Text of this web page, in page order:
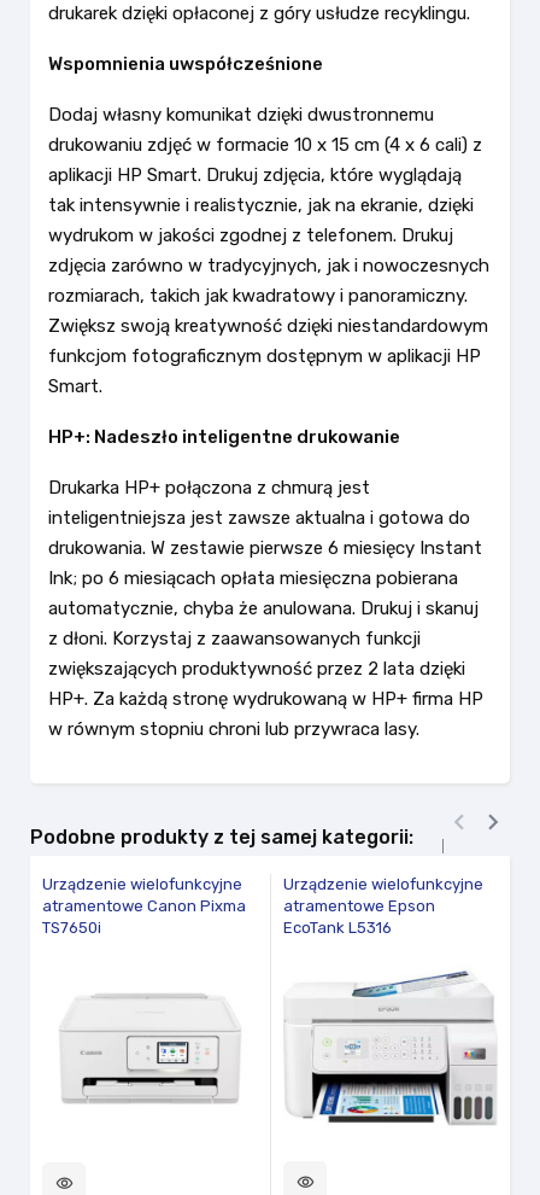
drukarek dzięki opłaconej z góry usłudze recyklingu.
Wspomnienia uwspółcześnione
Dodaj własny komunikat dzięki dwustronnemu
drukowaniu zdjęć w formacie 10 x 15 cm (4 x 6 cali) z
aplikacji HP Smart. Drukuj zdjęcia, które wyglądają
tak intensywnie i realistycznie, jak na ekranie, dzięki
wydrukom w jakości zgodnej z telefonem. Drukuj
zdjęcia zarówno w tradycyjnych, jak i nowoczesnych
rozmiarach, takich jak kwadratowy i panoramiczny.
Zwiększ swoją kreatywność dzięki niestandardowym
funkcjom fotograficznym dostępnym w aplikacji HP
Smart.
HP+: Nadeszło inteligentne drukowanie
Drukarka HP+ połączona z chmurą jest
inteligentniejsza jest zawsze aktualna i gotowa do
drukowania. W zestawie pierwsze 6 miesięcy Instant
Ink; po 6 miesiącach opłata miesięczna pobierana
automatycznie, chyba że anulowana. Drukuj i skanuj
z dłoni. Korzystaj z zaawansowanych funkcji
zwiększających produktywność przez 2 lata dzięki
HP+. Za każdą stronę wydrukowaną w HP+ firma HP
w równym stopniu chroni lub przywraca lasy.
Podobne produkty z tej samej kategorii:
Urządzenie wielofunkcyjne
atramentowe Canon Pixma
TS7650i
visibility
Urządzenie wielofunkcyjne
atramentowe Epson
EcoTank L5316
visibility
 